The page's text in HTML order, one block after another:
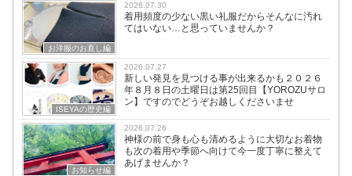
お洋服のお直し編
2026.07.30
着用頻度の少ない黒い礼服だからそんなに汚れ
てはいない…と思っていませんか？
ISEYAの歴史編
2026.07.27
新しい発見を見つける事が出来るかも２０２６
年８月８日の土曜日は第25回目【YOROZUサロ
ン】ですのでどうぞお越しくださいませ
お知らせ編
2026.07.26
神様の前で身も心も清めるように大切なお着物
も次の着用や季節へ向けて今一度丁寧に整えて
あげませんか？